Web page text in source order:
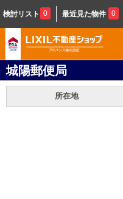
検討リスト 0 最近見た物件 0
城陽郵便局
所在地